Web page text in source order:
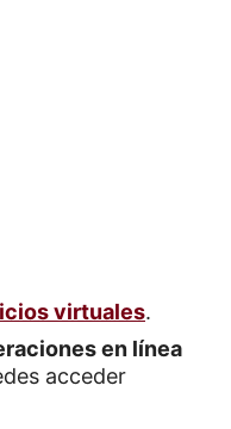
virtuales.
en línea
acceder